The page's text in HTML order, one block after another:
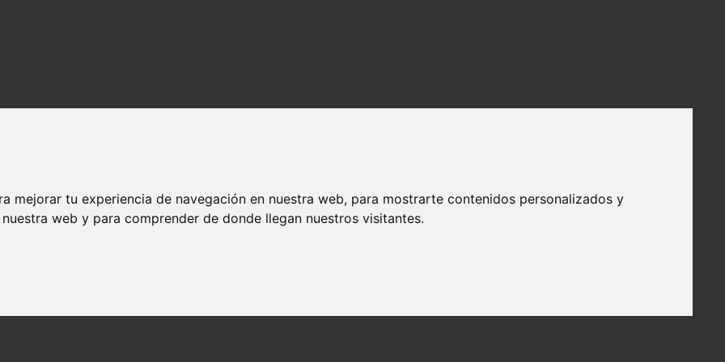
mejorar tu experiencia de navegación en nuestra web, para mostrarte contenidos personalizados y
web y para comprender de donde llegan nuestros visitantes.